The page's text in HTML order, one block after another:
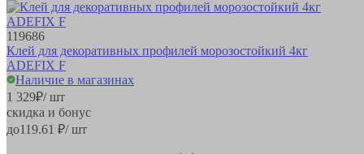
119686
Клей для декоративных профилей морозостойкий 4кг
ADEFIX F
Наличие в магазинах
1 329₽/ шт
скидка и бонус
до119.61 ₽/ шт